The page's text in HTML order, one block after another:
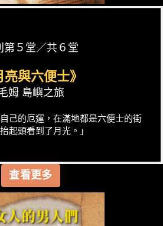
第５堂／共６堂
亮與六便士》
姆 島嶼之旅
己的厄運，在滿地都是六便士的街
抬起頭看到了月光。」
查看更多